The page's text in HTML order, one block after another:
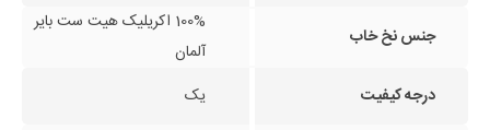
جنس نخ خاب
100% اکریلیک هیت ست بایر
آلمان
درجه کیفیت
یک